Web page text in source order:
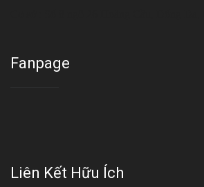
Fanpage
Liên Kết Hữu Ích